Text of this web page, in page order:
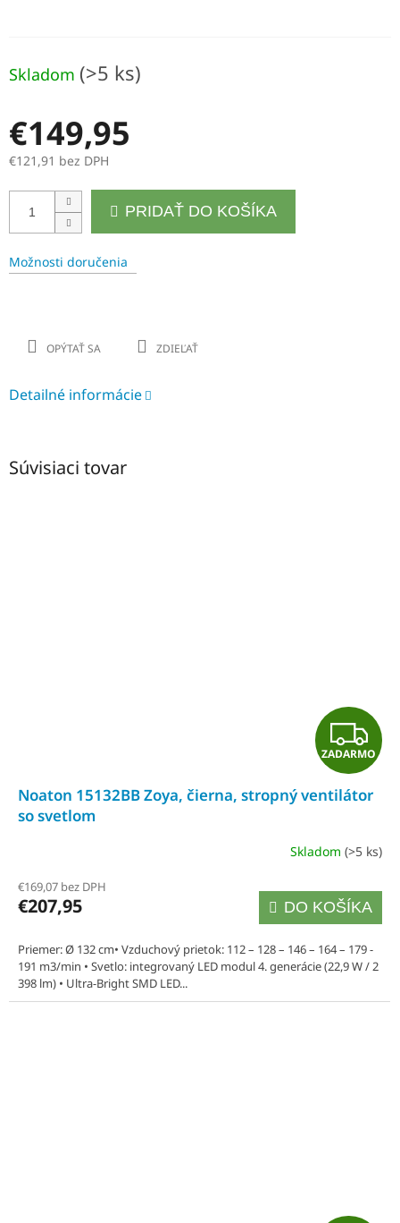
€149,95
€121,91 bez DPH
Jednotková
cena:
Skladom (>5 ks)
Možnosti doručenia
PRIDAŤ DO KOŠÍKA
Detailné informácie
OPÝTAŤ SA ZDIEĽAŤ
Súvisiaci tovar
Z
A
D
A
R
M
O
ZADARMO
Noaton 15132BB Zoya, čierna, stropný ventilátor
so svetlom
Skladom (>5 ks)
€169,07 bez DPH
€207,95 DO KOŠÍKA
Priemer: Ø 132 cm• Vzduchový prietok: 112 – 128 – 146 – 164 – 179 -
191 m3/min • Svetlo: integrovaný LED modul 4. generácie (22,9 W / 2
398 lm) • Ultra-Bright SMD LED...